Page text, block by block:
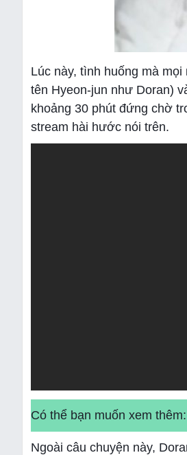
Lúc này, tình huống mà
tên Hyeon-jun như Doran)
khoảng 30 phút đứng chờ
stream hài hước nói trên.
Có thể bạn muốn xem thêm:
Ngoài câu chuyện này,